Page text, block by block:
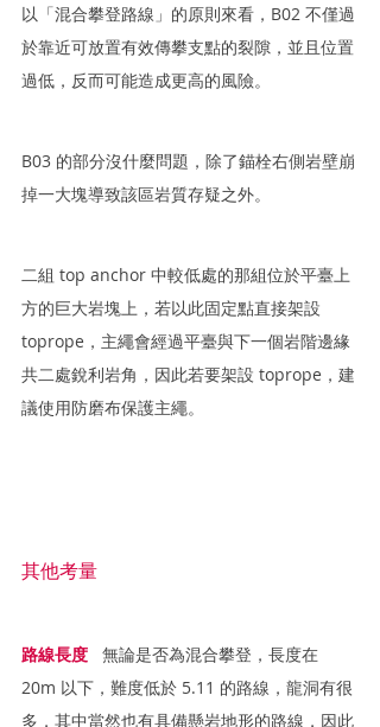
以「混合攀登路線」的原則來看，B02 不僅過
於靠近可放置有效傳攀支點的裂隙，並且位置
過低，反而可能造成更高的風險。
B03 的部分沒什麼問題，除了錨栓右側岩壁崩
掉一大塊導致該區岩質存疑之外。
二組 top anchor 中較低處的那組位於平臺上
方的巨大岩塊上，若以此固定點直接架設
toprope，主繩會經過平臺與下一個岩階邊緣
共二處銳利岩角，因此若要架設 toprope，建
議使用防磨布保護主繩。
其他考量
路線長度
   無論是否為混合攀登，長度在
20m 以下，難度低於 5.11 的路線，龍洞有很
多，其中當然也有具備懸岩地形的路線，因此